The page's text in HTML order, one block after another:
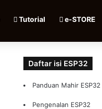
Tutorial e-STORE
Daftar isi ESP32
Panduan Mahir ESP32
Pengenalan ESP32